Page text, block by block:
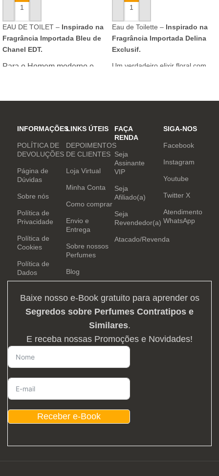
ADICIONAR AO CARRINHO
EAU DE TOILET – Inspirado na
Fragrância Importada Bleu de
Chanel EDT.
Para o Homem moderno e
inovar sempre, provocando
e determinação.
ADICIONAR AO CARRINHO
Eau de Toilette – Inspirado na
Fragrância Importada Delina
Exclusif.
Um verdadeiro elixir floral com
INFORMAÇÕES
POLÍTICA DE
DEVOLUÇÕES
Página de
Dúvidas
Sobre nós
Política de
Privacidade
Política de
Cookies
Política de
Dados
LINKS ÚTEIS
DEPOIMENTOS
DE CLIENTES
Loja Virtual
Minha Conta
Como comprar
Envio e
Entrega
Sobre nossos
Perfumes
Blog
FAÇA
RENDA
Seja
Assinante
VIP
Seja
Afiliado(a)
Seja
Revendedor(a)
Atacado/Revenda
SIGA-NOS
Facebook
Instagram
Youtube
Twitter X
Atendimento
WhatsApp
Baixe nosso e-Book gratuito para aprender os
Segredos sobre Perfumes Contratipos e
Similares.
E receba nossas Promoções e Novidades!
Receber e-Book